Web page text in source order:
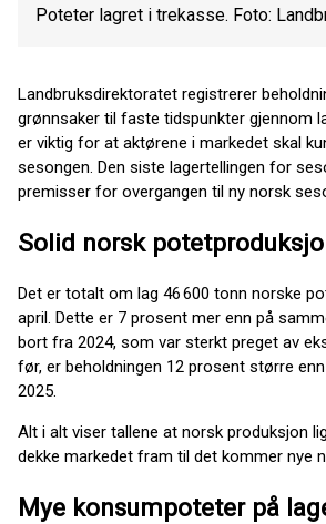
Poteter lagret i trekasse. Foto:
Landbruksdirektoratet registrerer
grønnsaker til faste tidspunkter gjennom
er viktig for at aktørene i markedet skal
sesongen. Den siste lagertellingen for
premisser for overgangen til ny norsk
Solid norsk
Det er totalt om lag 46 600 tonn norske
april. Dette er 7 prosent mer enn på
bort fra 2024, som var sterkt preget av
før, er beholdningen 12 prosent større
2025.
Alt i alt viser tallene at norsk produksjon
dekke markedet fram til det kommer nye
Mye konsumpoteter på